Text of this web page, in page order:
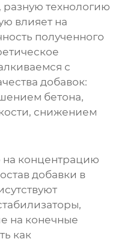
разную технологию
влияет на
полученного
с
добавок:
бетона,
снижением
на концентрацию
добавки в
на конечные
как